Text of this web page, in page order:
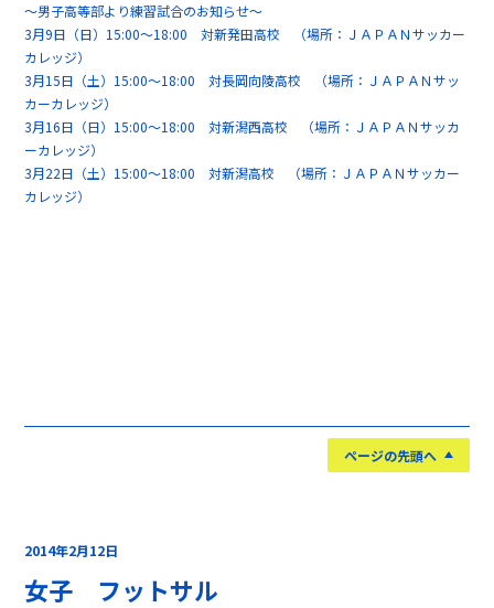
～男子高等部より練習試合のお知らせ～
3月9日（日）15:00～18:00 対新発田高校 （場所：ＪＡＰＡＮサッカー
カレッジ）
3月15日（土）15:00～18:00 対長岡向陵高校 （場所：ＪＡＰＡＮサッ
カーカレッジ）
3月16日（日）15:00～18:00 対新潟西高校 （場所：ＪＡＰＡＮサッカ
ーカレッジ）
3月22日（土）15:00～18:00 対新潟高校 （場所：ＪＡＰＡＮサッカー
カレッジ）
ページの先頭へ
2014年2月12日
女子 フットサル